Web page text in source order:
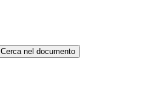
Cerca nel documento